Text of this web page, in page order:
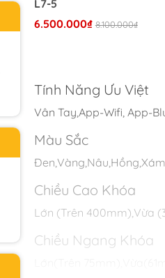
L7-5
6.500.000₫ 8.100.000₫
Tính Năng Ưu Việt
Vân Tay,App-Wifi, App-
Màu Sắc
Chiều Cao Khóa
Lớn (Trên 400mm),Vừa
Chiều Ngang Khóa